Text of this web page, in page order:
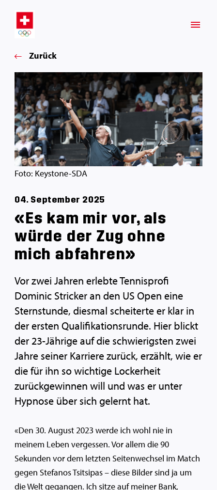
Zurück
Foto: Keystone-SDA
04. September 2025
«Es kam mir vor, als
würde der Zug ohne
mich abfahren»
Vor zwei Jahren erlebte Tennisprofi
Dominic Stricker an den US Open eine
Sternstunde, diesmal scheiterte er klar in
der ersten Qualifikationsrunde. Hier blickt
der 23-Jährige auf die schwierigsten zwei
Jahre seiner Karriere zurück, erzählt, wie er
die für ihn so wichtige Lockerheit
zurückgewinnen will und was er unter
Hypnose über sich gelernt hat.
«Den 30. August 2023 werde ich wohl nie in
meinem Leben vergessen. Vor allem die 90
Sekunden vor dem letzten Seitenwechsel im Match
gegen Stefanos Tsitsipas – diese Bilder sind ja um
die Welt gegangen. Ich sitze auf meiner Bank,